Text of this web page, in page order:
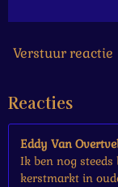
r
r
Verstuur reactie
Reacties
Eddy Van
Ik ben nog
kerstmarkt in